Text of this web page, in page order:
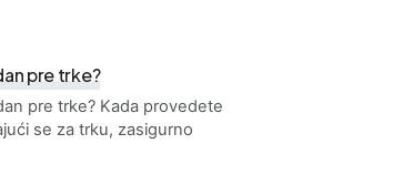
pre trke?
pre trke? Kada provedete
se za trku, zasigurno